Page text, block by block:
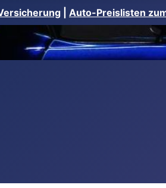
Auto-Preislisten